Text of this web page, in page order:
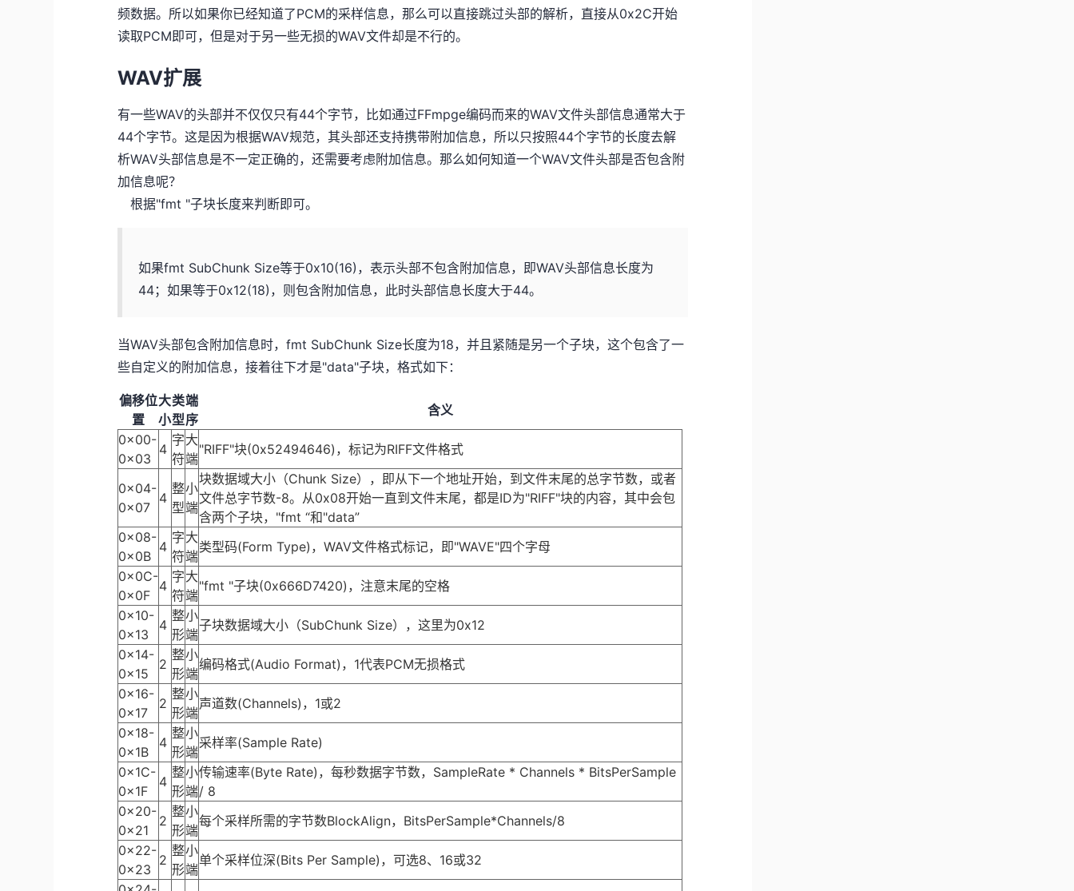
频数据。所以如果你已经知道了PCM的采样信息，那么可以直接跳过头部的解析，直接从0x2C开始
读取PCM即可，但是对于另一些无损的WAV文件却是不行的。
WAV扩展
有一些WAV的头部并不仅仅只有44个字节，比如通过FFmpge编码而来的WAV文件头部信息通常大于
44个字节。这是因为根据WAV规范，其头部还支持携带附加信息，所以只按照44个字节的长度去解
析WAV头部信息是不一定正确的，还需要考虑附加信息。那么如何知道一个WAV文件头部是否包含附
加信息呢？
根据"fmt "子块长度来判断即可。
如果fmt SubChunk Size等于0x10(16)，表示头部不包含附加信息，即WAV头部信息长度为
44；如果等于0x12(18)，则包含附加信息，此时头部信息长度大于44。
当WAV头部包含附加信息时，fmt SubChunk Size长度为18，并且紧随是另一个子块，这个包含了一
些自定义的附加信息，接着往下才是"data"子块，格式如下：
偏移位
置
大
小
类
型
端
序
含义
0x00-
0x03
4
字
符
大
端
"RIFF"块(0x52494646)，标记为RIFF文件格式
0x04-
0x07
4
整
型
小
端
块数据域大小（Chunk Size），即从下一个地址开始，到文件末尾的总字节数，或者
文件总字节数-8。从0x08开始一直到文件末尾，都是ID为"RIFF"块的内容，其中会包
含两个子块，"fmt “和"data”
0x08-
0x0B
4
字
符
大
端
类型码(Form Type)，WAV文件格式标记，即"WAVE"四个字母
0x0C-
0x0F
4
字
符
大
端
"fmt "子块(0x666D7420)，注意末尾的空格
0x10-
0x13
4
整
形
小
端
子块数据域大小（SubChunk Size），这里为0x12
0x14-
0x15
2
整
形
小
端
编码格式(Audio Format)，1代表PCM无损格式
0x16-
0x17
2
整
形
小
端
声道数(Channels)，1或2
0x18-
0x1B
4
整
形
小
端
采样率(Sample Rate)
0x1C-
0x1F
4
整
形
小
端
传输速率(Byte Rate)，每秒数据字节数，SampleRate * Channels * BitsPerSample
/ 8
0x20-
0x21
2
整
形
小
端
每个采样所需的字节数BlockAlign，BitsPerSample*Channels/8
0x22-
0x23
2
整
形
小
端
单个采样位深(Bits Per Sample)，可选8、16或32